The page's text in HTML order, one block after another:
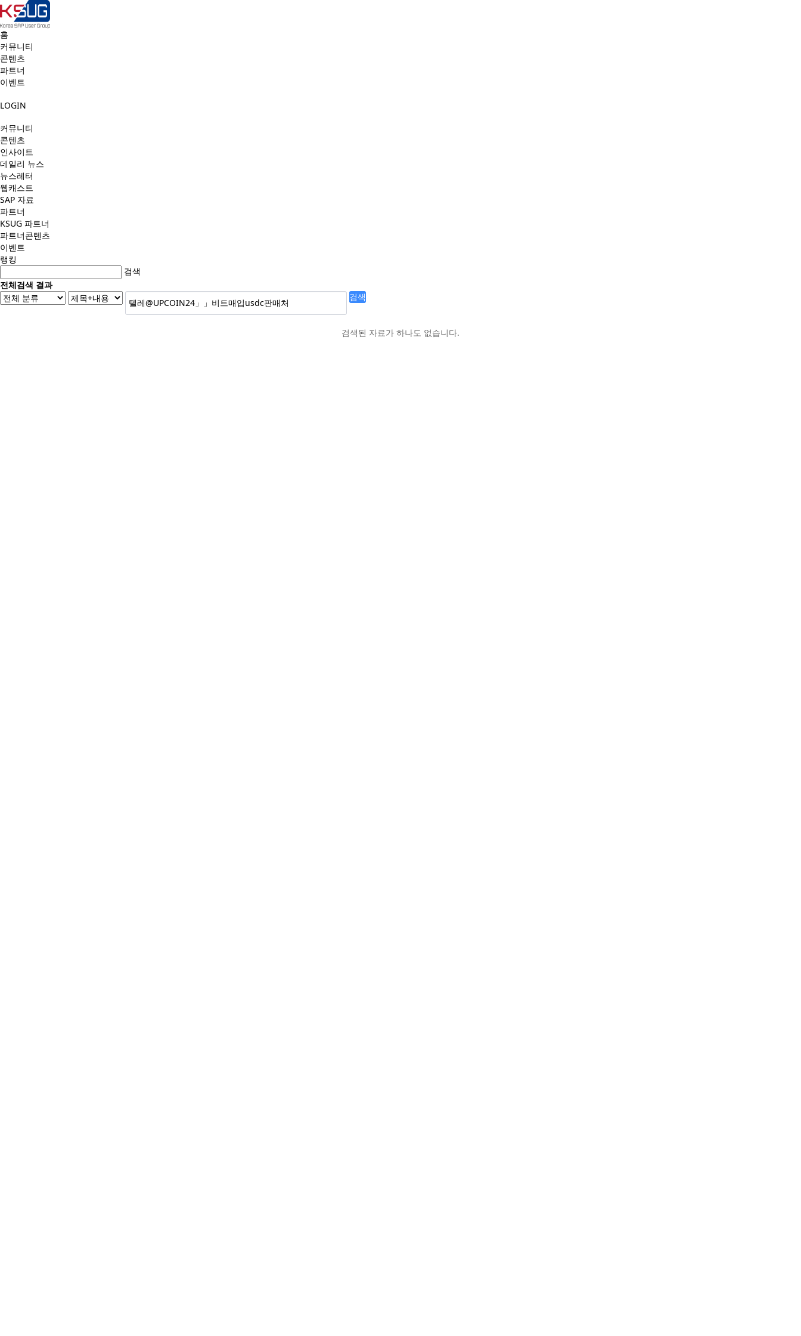
홈
커뮤니티
콘텐츠
파트너
이벤트
LOGIN
커뮤니티
콘텐츠
인사이트
데일리 뉴스
뉴스레터
웹캐스트
SAP 자료
파트너
KSUG 파트너
파트너콘텐츠
이벤트
랭킹
검색
전체검색 결과
검색
검색된 자료가 하나도 없습니다.